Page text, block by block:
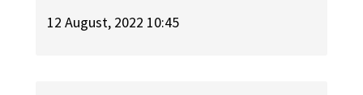
12 August, 2022 10:45